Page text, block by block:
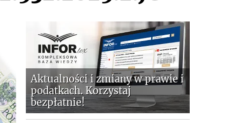
Aktualności i zmiany w prawie i
podatkach. Korzystaj
bezpłatnie!